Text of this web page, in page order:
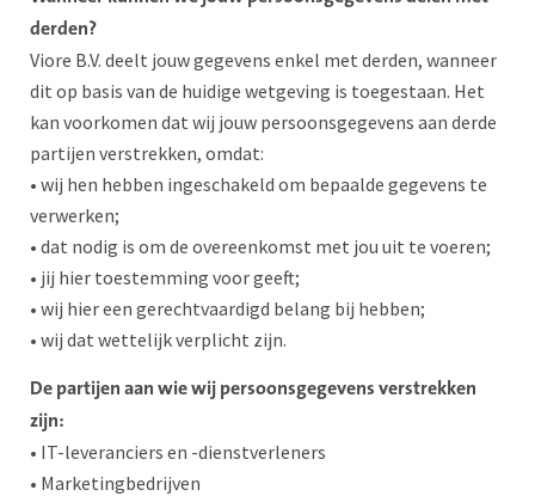
derden?
Viore B.V. deelt jouw gegevens enkel met derden, wanneer
dit op basis van de huidige wetgeving is toegestaan. Het
kan voorkomen dat wij jouw persoonsgegevens aan derde
partijen verstrekken, omdat:
• wij hen hebben ingeschakeld om bepaalde gegevens te
verwerken;
• dat nodig is om de overeenkomst met jou uit te voeren;
• jij hier toestemming voor geeft;
• wij hier een gerechtvaardigd belang bij hebben;
• wij dat wettelijk verplicht zijn.
De partijen aan wie wij persoonsgegevens verstrekken
zijn:
• IT-leveranciers en -dienstverleners
• Marketingbedrijven